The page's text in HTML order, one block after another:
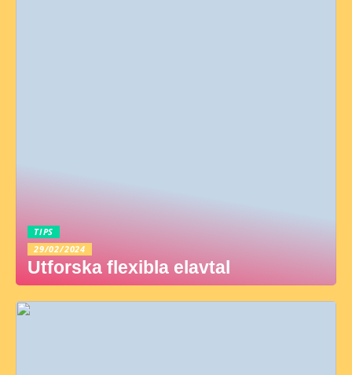
TIPS
29/02/2024
Utforska flexibla elavtal